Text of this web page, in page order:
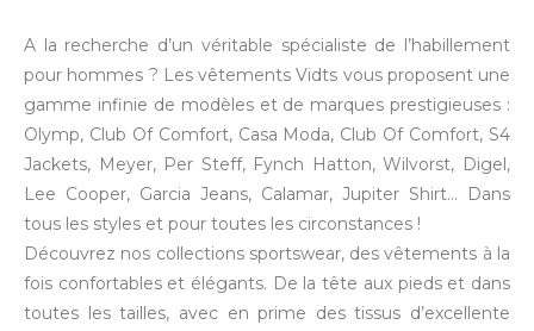
A la recherche d’un véritable spécialiste de l’habillement
pour hommes ? Les vêtements Vidts vous proposent une
gamme infinie de modèles et de marques prestigieuses :
Olymp, Club Of Comfort, Casa Moda, Club Of Comfort, S4
Jackets, Meyer, Per Steff, Fynch Hatton, Wilvorst, Digel,
Lee Cooper, Garcia Jeans, Calamar, Jupiter Shirt… Dans
tous les styles et pour toutes les circonstances !
Découvrez nos collections sportswear, des vêtements à la
fois confortables et élégants. De la tête aux pieds et dans
toutes les tailles, avec en prime des tissus d’excellente